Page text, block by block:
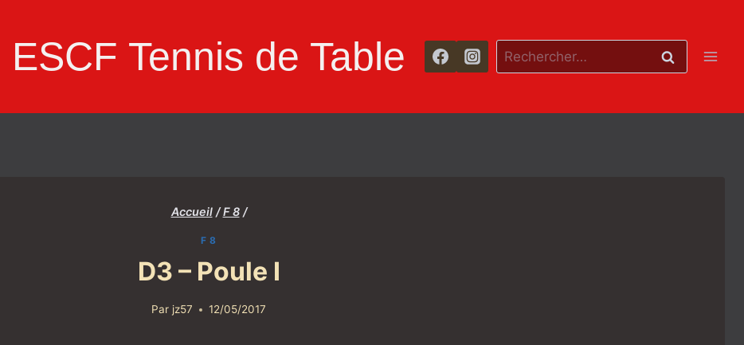
ESCF Tennis de Table Rechercher :
Accueil / F 8 /
F 8
D3 – Poule I
Par jz57 12/05/2017